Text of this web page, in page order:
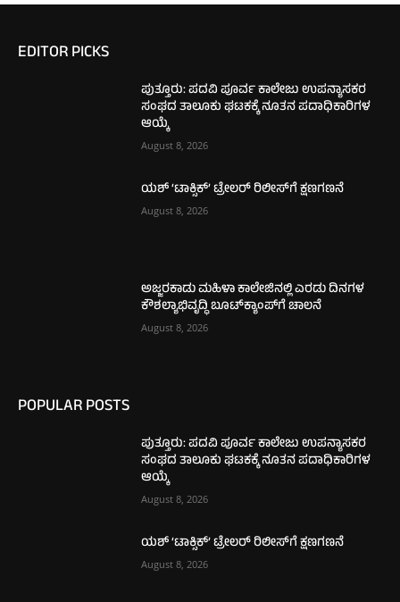
EDITOR PICKS
ಪುತ್ತೂರು: ಪದವಿ ಪೂರ್ವ ಕಾಲೇಜು ಉಪನ್ಯಾಸಕರ
ಸಂಘದ ತಾಲೂಕು ಘಟಕಕ್ಕೆ ನೂತನ ಪದಾಧಿಕಾರಿಗಳ
ಆಯ್ಕೆ
August 8, 2026
ಯಶ್ ‘ಟಾಕ್ಸಿಕ್’ ಟ್ರೇಲರ್ ರಿಲೀಸ್‌ಗೆ ಕ್ಷಣಗಣನೆ
August 8, 2026
ಅಜ್ಜರಕಾಡು ಮಹಿಳಾ ಕಾಲೇಜಿನಲ್ಲಿ ಎರಡು ದಿನಗಳ
ಕೌಶಲ್ಯಾಭಿವೃದ್ಧಿ ಬೂಟ್‌ಕ್ಯಾಂಪ್‌ಗೆ ಚಾಲನೆ
August 8, 2026
POPULAR POSTS
ಪುತ್ತೂರು: ಪದವಿ ಪೂರ್ವ ಕಾಲೇಜು ಉಪನ್ಯಾಸಕರ
ಸಂಘದ ತಾಲೂಕು ಘಟಕಕ್ಕೆ ನೂತನ ಪದಾಧಿಕಾರಿಗಳ
ಆಯ್ಕೆ
August 8, 2026
ಯಶ್ ‘ಟಾಕ್ಸಿಕ್’ ಟ್ರೇಲರ್ ರಿಲೀಸ್‌ಗೆ ಕ್ಷಣಗಣನೆ
August 8, 2026